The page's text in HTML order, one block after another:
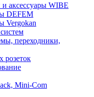
аксессуары WIBE
DEFEM
Vergokan
переходники,
розеток
Mini-Com